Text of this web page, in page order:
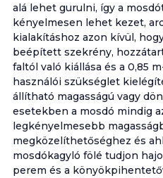
alá lehet gurulni, így a
kényelmesen lehet kezet,
kialakításhoz azon kívül,
beépített szekrény,
faltól való kiállása és a 0,85
használói szükséglet
állítható magasságú vagy
esetekben a mosdó mindig
legkényelmesebb
megközelíthetőséghez és
mosdókagyló fölé tudjon
perem és a